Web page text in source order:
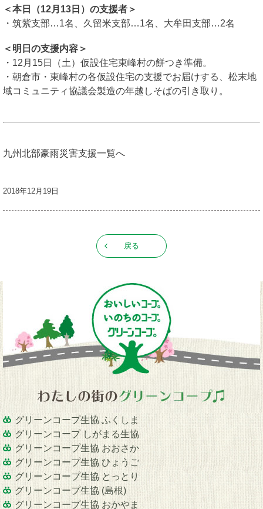
＜本日（12月13日）の支援者＞
・筑紫支部…1名、久留米支部…1名、大牟田支部…2名
＜明日の支援内容＞
・12月15日（土）仮設住宅東峰村の餅つき準備。
・朝倉市・東峰村の各仮設住宅の支援でお届けする、松末地
域コミュニティ協議会製造の年越しそばの引き取り。
九州北部豪雨災害支援一覧へ
2018年12月19日
戻る
グリーンコープ生協 ふくしま
グリーンコープ しがまる生協
グリーンコープ生協 おおさか
グリーンコープ生協 ひょうご
グリーンコープ生協 とっとり
グリーンコープ生協 (島根)
グリーンコープ生協 おかやま